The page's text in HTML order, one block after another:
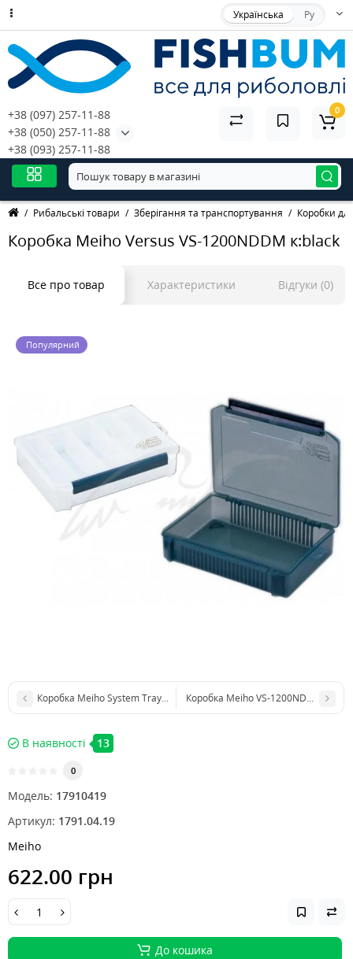
Українська Ру
+38 (097) 257-11-88
+38 (050) 257-11-88
+38 (093) 257-11-88
0
Рибальські товари Зберігання та транспортування Коробки
Коробка Meiho Versus VS-1200NDDM к:black
Все про товар Характеристики Відгуки (0)
Популярний
Коробка Meiho System Tray Case HDКоробка Meiho VS-1200NDDM к:clear
В наявності 13
0
Модель: 17910419
Артикул: 1791.04.19
Meiho
622.00 грн
До кошика